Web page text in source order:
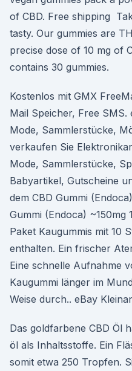
of CBD. Free shipping
tasty. Our gummies are
precise dose of 10 mg of
contains 30 gummies.
Kostenlos mit GMX
Mail Speicher, Free
Mode, Sammlerstücke,
verkaufen Sie
Mode, Sammlerstücke,
Babyartikel, Gutscheine
dem CBD Gummi
Gummi (Endoca) ~150mg
Paket Kaugummis mit 10
enthalten. Ein frischer
Eine schnelle Aufnahme
Kaugummi länger im
Weise durch.. eBay
Das goldfarbene CBD Öl
öl als Inhaltsstoffe. Ein
somit etwa 250 Tropfen.